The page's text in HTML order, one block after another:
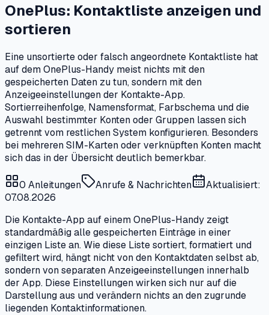
OnePlus: Kontaktliste anzeigen und
sortieren
Eine unsortierte oder falsch angeordnete Kontaktliste hat
auf dem OnePlus-Handy meist nichts mit den
gespeicherten Daten zu tun, sondern mit den
Anzeigeeinstellungen der Kontakte-App.
Sortierreihenfolge, Namensformat, Farbschema und die
Auswahl bestimmter Konten oder Gruppen lassen sich
getrennt vom restlichen System konfigurieren. Besonders
bei mehreren SIM-Karten oder verknüpften Konten macht
sich das in der Übersicht deutlich bemerkbar.
0 Anleitungen Anrufe & Nachrichten
Aktualisiert:
07.08.2026
Die Kontakte-App auf einem OnePlus-Handy zeigt
standardmäßig alle gespeicherten Einträge in einer
einzigen Liste an. Wie diese Liste sortiert, formatiert und
gefiltert wird, hängt nicht von den Kontaktdaten selbst ab,
sondern von separaten Anzeigeeinstellungen innerhalb
der App. Diese Einstellungen wirken sich nur auf die
Darstellung aus und verändern nichts an den zugrunde
liegenden Kontaktinformationen.